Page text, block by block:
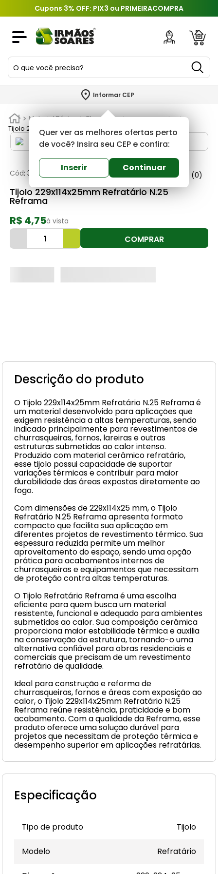
Cupons 3% OFF: PIX3 ou PRIMEIRACOMPRA
O que você precisa?
Informar CEP
Quer ver as melhores ofertas perto
de você? Insira seu CEP e confira:
Inserir Continuar
Material Básico
Churrasqueiras e acessorios
Tijolo 229x114x25mm Refratário N.25 Reframa
Cód:301485 Reframa (0)
Tijolo 229x114x25mm Refratário N.25
Reframa
R$ 4,75à vista
COMPRAR
Descrição do produto
O Tijolo 229x114x25mm Refratário N.25 Reframa é
um material desenvolvido para aplicações que
exigem resistência a altas temperaturas, sendo
indicado principalmente para revestimentos de
churrasqueiras, fornos, lareiras e outras
estruturas submetidas ao calor intenso.
Produzido com material cerâmico refratário,
esse tijolo possui capacidade de suportar
variações térmicas e contribuir para maior
durabilidade das áreas expostas diretamente ao
fogo.
Com dimensões de 229x114x25 mm, o Tijolo
Refratário N.25 Reframa apresenta formato
compacto que facilita sua aplicação em
diferentes projetos de revestimento térmico. Sua
espessura reduzida permite um melhor
aproveitamento do espaço, sendo uma opção
prática para acabamentos internos de
churrasqueiras e equipamentos que necessitam
de proteção contra altas temperaturas.
O Tijolo Refratário Reframa é uma escolha
eficiente para quem busca um material
resistente, funcional e adequado para ambientes
submetidos ao calor. Sua composição cerâmica
proporciona maior estabilidade térmica e auxilia
na conservação da estrutura, tornando-o uma
alternativa confiável para obras residenciais e
comerciais que precisam de um revestimento
refratário de qualidade.
Ideal para construção e reforma de
churrasqueiras, fornos e áreas com exposição ao
calor, o Tijolo 229x114x25mm Refratário N.25
Reframa reúne resistência, praticidade e bom
acabamento. Com a qualidade da Reframa, esse
produto oferece uma solução durável para
projetos que necessitam de proteção térmica e
desempenho superior em aplicações refratárias.
Especificação
Tipo de produto Tijolo
Modelo Refratário
TERMOS MAIS BUSCADOS
2º
3º
porta
revestimento
5º
argamassa
6º
telha
8º
cimento